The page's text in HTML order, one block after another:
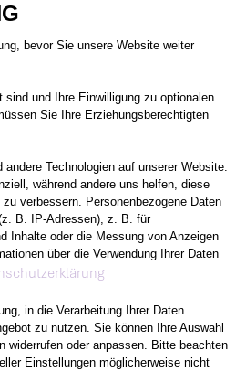
sind und Ihre Einwilligung zu optionalen
Sie Ihre Erziehungsberechtigten
andere Technologien auf unserer Website.
während andere uns helfen, diese
verbessern. Personenbezogene Daten
B. IP-Adressen), z. B. für
Inhalte oder die Messung von Anzeigen
über die Verwendung Ihrer Daten
in die Verarbeitung Ihrer Daten
zu nutzen. Sie können Ihre Auswahl
widerrufen oder anpassen. Bitte beachten
Einstellungen möglicherweise nicht
consent